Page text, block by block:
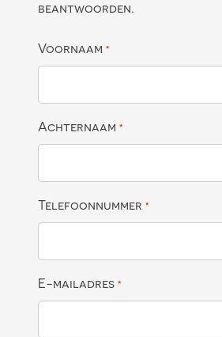
beantwoorden.
Voornaam *
Achternaam *
Telefoonnummer *
E-mailadres *